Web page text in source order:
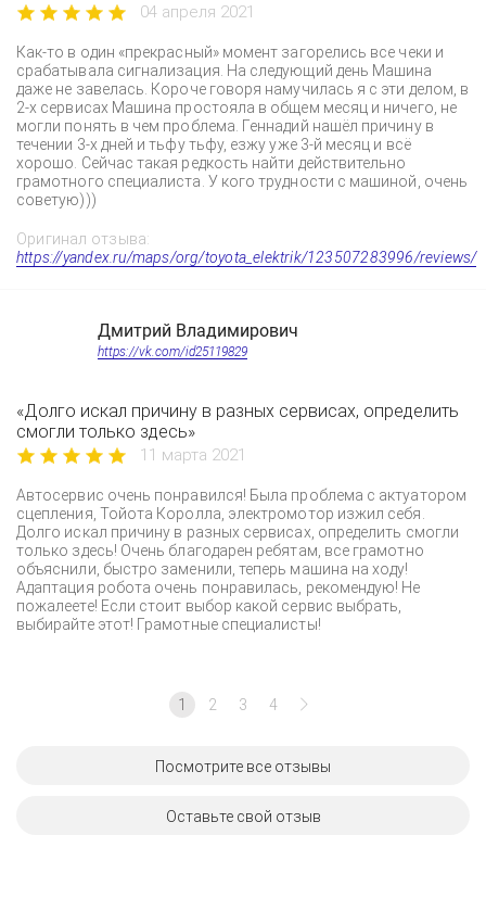
04 апреля 2021
Как-то в один «прекрасный» момент загорелись все чеки и
срабатывала сигнализация. На следующий день Машина
даже не завелась. Короче говоря намучилась я с эти делом, в
2-х сервисах Машина простояла в общем месяц и ничего, не
могли понять в чем проблема. Геннадий нашёл причину в
течении 3-х дней и тьфу тьфу, езжу уже 3-й месяц и всё
хорошо. Сейчас такая редкость найти действительно
грамотного специалиста. У кого трудности с машиной, очень
советую)))
Оригинал отзыва:
https://yandex.ru/maps/org/toyota_elektrik/123507283996/reviews/
Дмитрий Владимирович
https://vk.com/id25119829
«Долго искал причину в разных сервисах, определить
смогли только здесь»
11 марта 2021
Автосервис очень понравился! Была проблема с актуатором
сцепления, Тойота Королла, электромотор изжил себя.
Долго искал причину в разных сервисах, определить смогли
только здесь! Очень благодарен ребятам, все грамотно
объяснили, быстро заменили, теперь машина на ходу!
Адаптация робота очень понравилась, рекомендую! Не
пожалеете! Если стоит выбор какой сервис выбрать,
выбирайте этот! Грамотные специалисты!
1 2 3 4
Посмотрите все отзывы
Оставьте свой отзыв